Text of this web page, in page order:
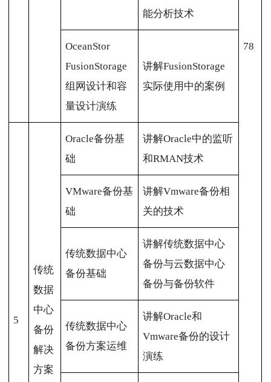
78
能分析技术
OceanStor
FusionStorage
组网设计和容
量设计演练
讲解FusionStorage
实际使用中的案例
5
传统
数据
中心
备份
解决
方案
Oracle备份基
础
讲解Oracle中的监听
和RMAN技术
VMware备份基
础
讲解Vmware备份相
关的技术
传统数据中心
备份基础
讲解传统数据中心
备份与云数据中心
备份与备份软件
传统数据中心
备份方案运维
讲解Oracle和
Vmware备份的设计
演练